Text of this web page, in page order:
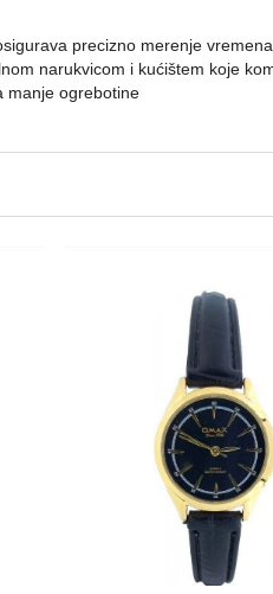
precizno merenje vremena.
narukvicom i kućištem koje
manje ogrebotine